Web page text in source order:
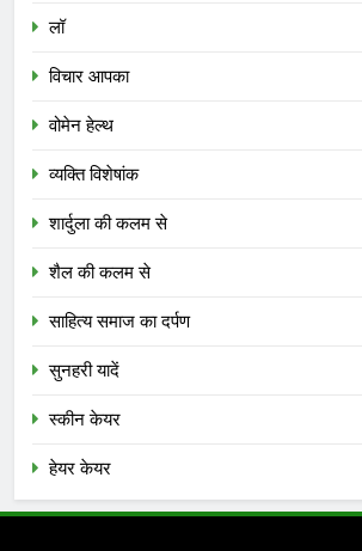
लॉ
विचार आपका
वोमेन हेल्थ
व्यक्ति विशेषांक
शार्दुला की कलम से
शैल की कलम से
साहित्य समाज का दर्पण
सुनहरी यादें
स्कीन केयर
हेयर केयर